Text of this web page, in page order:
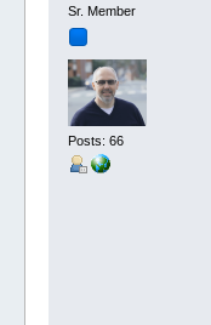
Sr. Member
Posts: 66